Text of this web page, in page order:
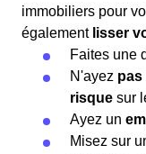
immobiliers pour
également lisser
Faites une
N'ayez pas
risque sur
Ayez un
Misez sur